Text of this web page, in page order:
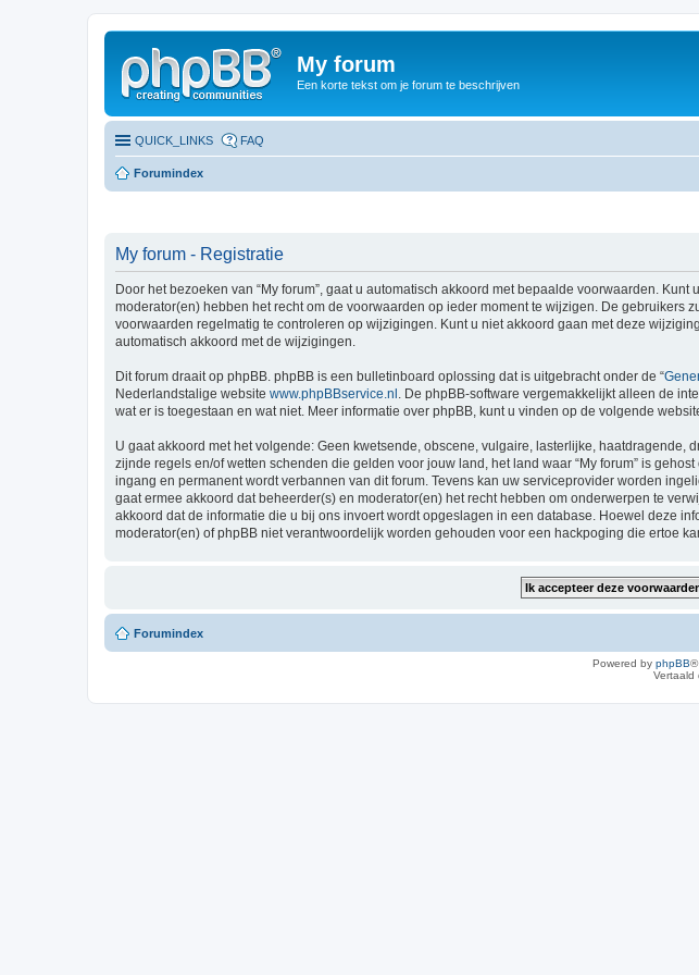
My forum
Een korte tekst om je forum te beschrijven
QUICK_LINKS FAQ
Forumindex
My forum - Registratie
Door het bezoeken van “My forum”, gaat u automatisch akkoord met bepaalde voorwaarden.
moderator(en) hebben het recht om de voorwaarden op ieder moment te wijzigen. De
voorwaarden regelmatig te controleren op wijzigingen. Kunt u niet akkoord gaan met deze
automatisch akkoord met de wijzigingen.
Dit forum draait op phpBB. phpBB is een bulletinboard oplossing dat is uitgebracht onder de “
Nederlandstalige website www.phpBBservice.nl . De phpBB-software vergemakkelijkt alleen de
wat er is toegestaan en wat niet. Meer informatie over phpBB, kunt u vinden op de volgende
U gaat akkoord met het volgende: Geen kwetsende, obscene, vulgaire, lasterlijke,
zijnde regels en/of wetten schenden die gelden voor jouw land, het land waar “My forum” is
ingang en permanent wordt verbannen van dit forum. Tevens kan uw serviceprovider worden
gaat ermee akkoord dat beheerder(s) en moderator(en) het recht hebben om onderwerpen te
akkoord dat de informatie die u bij ons invoert wordt opgeslagen in een database. Hoewel deze
moderator(en) of phpBB niet verantwoordelijk worden gehouden voor een hackpoging die ertoe
Forumindex
Powered by phpBB®
Vertaald